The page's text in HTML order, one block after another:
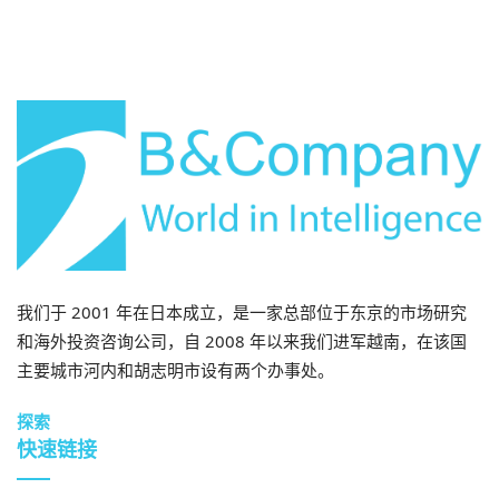
2026年7月31日
数字化转型背景下的劳动力市场
2026年7月30日
我们于 2001 年在日本成立，是一家总部位于东京的市场研究
和海外投资咨询公司，自 2008 年以来我们进军越南，在该国
主要城市河内和胡志明市设有两个办事处。
探索
快速链接